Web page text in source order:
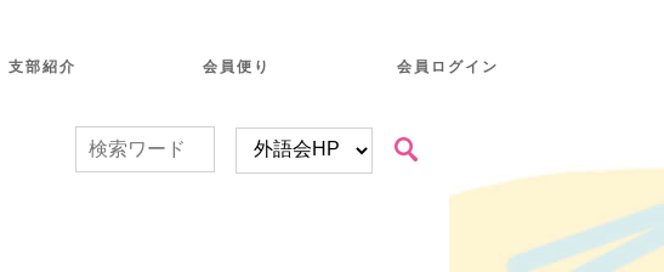
支部紹介 会員便り 会員ログイン